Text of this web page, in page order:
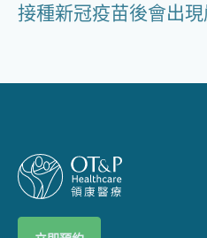
接種新冠疫苗後會出